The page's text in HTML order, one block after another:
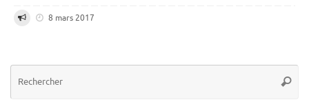
8 mars 2017